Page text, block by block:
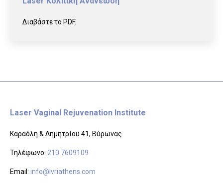
Διαβάστε το PDF.
Laser Vaginal Rejuvenation Institute
Καραόλη & Δημητρίου 41, Βύρωνας
Τηλέφωνο: 210 7609109
Email: info@lvriathens.com